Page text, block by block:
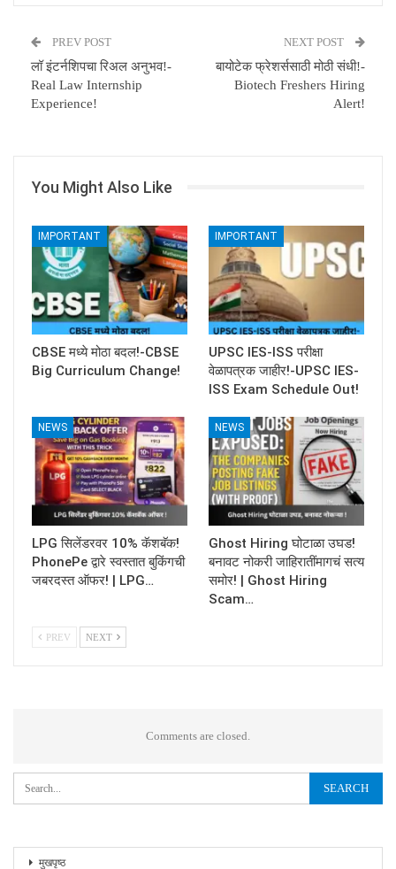
PREV POST
लॉ इंटर्नशिपचा रिअल अनुभव!-
Real Law Internship
Experience!
NEXT POST
बायोटेक फ्रेशर्ससाठी मोठी संधी!-
Biotech Freshers Hiring
Alert!
You Might Also Like
IMPORTANT
CBSE मध्ये मोठा बदल!-CBSE
Big Curriculum Change!
IMPORTANT
UPSC IES-ISS परीक्षा
वेळापत्रक जाहीर!-UPSC IES-
ISS Exam Schedule Out!
NEWS
LPG सिलेंडरवर 10% कॅशबॅक!
PhonePe द्वारे स्वस्तात बुकिंगची
जबरदस्त ऑफर! | LPG…
NEWS
Ghost Hiring घोटाळा उघड!
बनावट नोकरी जाहिरातींमागचं सत्य
समोर! | Ghost Hiring
Scam…
PREV NEXT
Comments are closed.
मुखपृष्ठ